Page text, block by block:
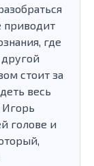
приводит
где
стоит за
весь
голове и